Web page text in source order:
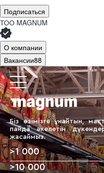
Подписаться
ТОО MAGNUM
О компании
Вакансии88
Біз өзімізге ұнайтын,
пайда әкелетін
жасаймыз.
>1 000
>10 000